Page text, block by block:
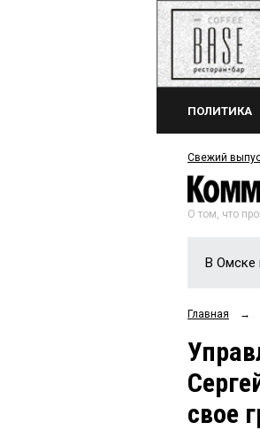
ПОЛИТИКА
Свежий
О том, что
В Омске
Главная →
свое